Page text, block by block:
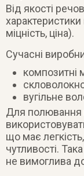
Від якості
міцність, ціна).
Сучасні
композитні
вугільне
Для полювання
що має
чутливості.
не вимоглива